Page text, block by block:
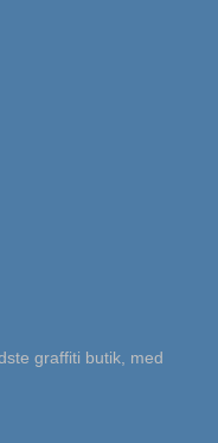
graffiti butik, med